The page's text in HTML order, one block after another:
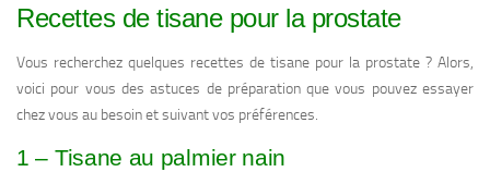
Recettes de tisane pour la prostate
Vous recherchez quelques recettes de tisane pour la prostate ? Alors,
voici pour vous des astuces de préparation que vous pouvez essayer
chez vous au besoin et suivant vos préférences.
1 – Tisane au palmier nain